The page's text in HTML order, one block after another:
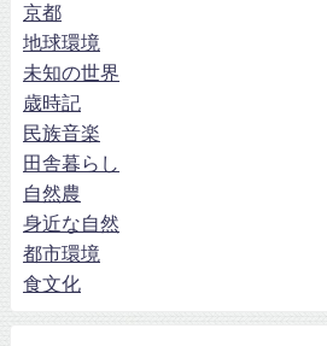
京都
地球環境
未知の世界
歳時記
民族音楽
田舎暮らし
自然農
身近な自然
都市環境
食文化